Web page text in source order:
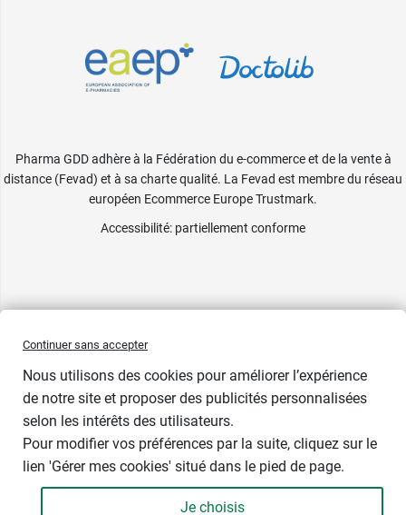
Pharma GDD adhère à la Fédération du e-commerce et de la vente à
distance (Fevad) et à sa charte qualité. La Fevad est membre du réseau
européen Ecommerce Europe Trustmark.
Accessibilité: partiellement conforme
Continuer sans accepter
Nous utilisons des cookies pour améliorer l’expérience
de notre site et proposer des publicités personnalisées
selon les intérêts des utilisateurs.
Pour modifier vos préférences par la suite, cliquez sur le
lien 'Gérer mes cookies' situé dans le pied de page.
Je choisis